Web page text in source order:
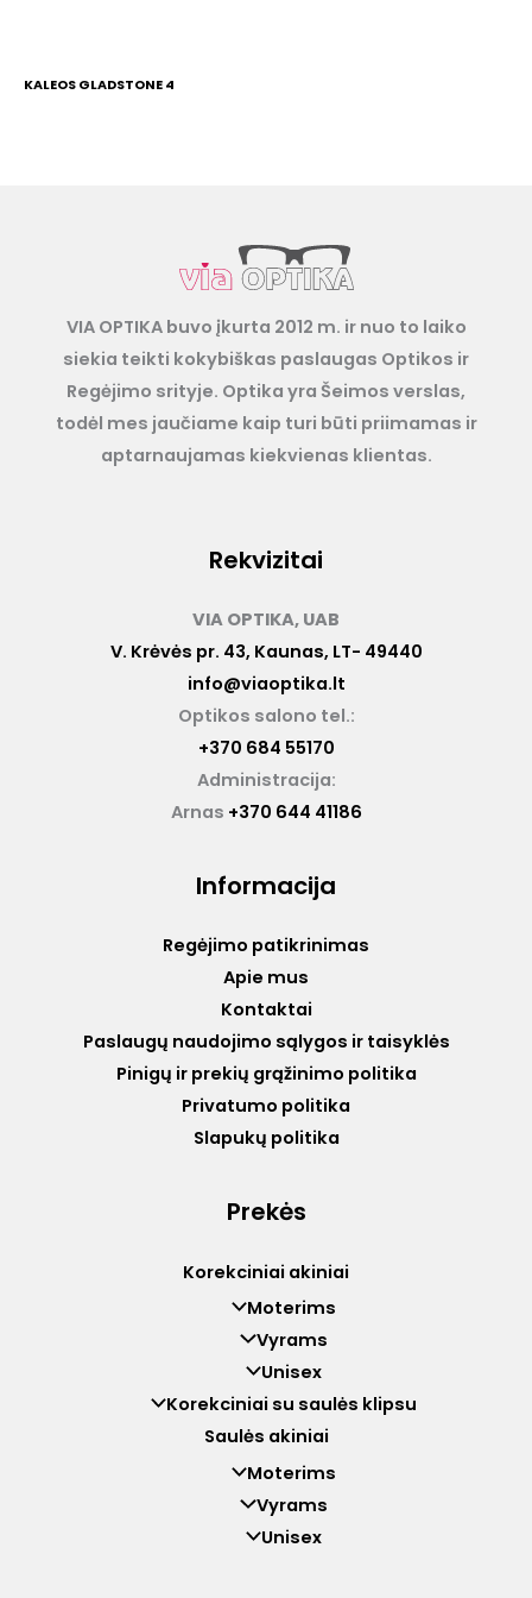
KALEOS GLADSTONE 4
VIA OPTIKA buvo įkurta 2012 m. ir nuo to laiko
siekia teikti kokybiškas paslaugas Optikos ir
Regėjimo srityje. Optika yra Šeimos verslas,
todėl mes jaučiame kaip turi būti priimamas ir
aptarnaujamas kiekvienas klientas.
Rekvizitai
VIA OPTIKA, UAB
V. Krėvės pr. 43, Kaunas, LT- 49440
info@viaoptika.lt
Optikos salono tel.:
+370 684 55170
Administracija:
Arnas +370 644 41186
Informacija
Regėjimo patikrinimas
Apie mus
Kontaktai
Paslaugų naudojimo sąlygos ir taisyklės
Pinigų ir prekių grąžinimo politika
Privatumo politika
Slapukų politika
Prekės
Korekciniai akiniai
Moterims
Vyrams
Unisex
Korekciniai su saulės klipsu
Saulės akiniai
Moterims
Vyrams
Unisex